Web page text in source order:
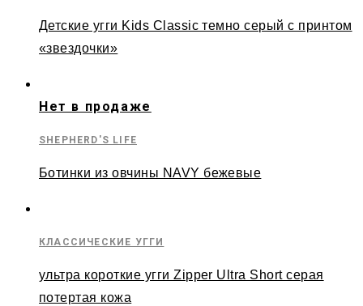
Детские угги Kids Classic темно серый с принтом
«звездочки»
Нет в продаже
SHEPHERD'S LIFE
Ботинки из овчины NAVY бежевые
КЛАССИЧЕСКИЕ УГГИ
ультра короткие угги Zipper Ultra Short серая
потертая кожа